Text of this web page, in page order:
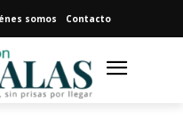
somos Contacto